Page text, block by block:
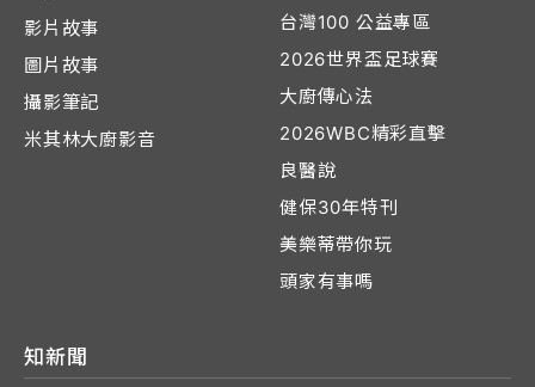
影片故事
圖片故事
攝影筆記
米其林大廚影音
台灣100 公益專區
2026世界盃足球賽
大廚傳心法
2026WBC精彩直擊
良醫說
健保30年特刊
美樂蒂帶你玩
頭家有事嗎
知新聞